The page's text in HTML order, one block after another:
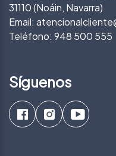
31110 (Noáin, Navarra)
Email:
Teléfono: 948 500 555
Síguenos